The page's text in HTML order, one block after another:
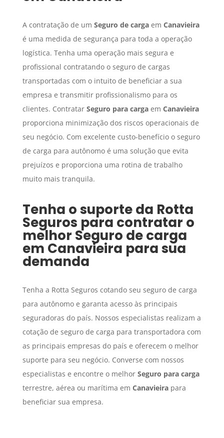
A contratação de um Seguro de cargaem Canavieira
é uma medida de segurança para toda a operação
logística. Tenha uma operação mais segura e
profissional contratando o seguro de cargas
transportadas com o intuito de beneficiar a sua
empresa e transmitir profissionalismo para os
clientes. Contratar Seguro para cargaem Canavieira
proporciona minimização dos riscos operacionais de
seu negócio. Com excelente custo-benefício o seguro
de carga para autônomo é uma solução que evita
prejuízos e proporciona uma rotina de trabalho
muito mais tranquila.
Tenha o suporte da Rotta
Seguros para contratar o
melhor Seguro de carga
em Canavieira para sua
demanda
Tenha a Rotta Seguros cotando seu seguro de carga
para autônomo e garanta acesso às principais
seguradoras do país. Nossos especialistas realizam a
cotação de seguro de carga para transportadora com
as principais empresas do país e oferecem o melhor
suporte para seu negócio. Converse com nossos
especialistas e encontre o melhor Seguro para carga
terrestre, aérea ou marítima em Canavieirapara
beneficiar sua empresa.